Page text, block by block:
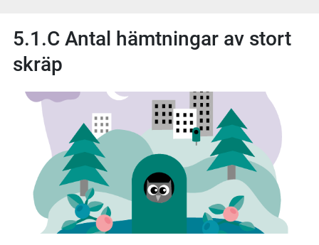
5.1.C Antal hämtningar av stort
skräp